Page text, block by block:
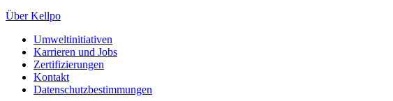
Über Kellpo
Umweltinitiativen
Karrieren und Jobs
Zertifizierungen
Kontakt
Datenschutzbestimmungen